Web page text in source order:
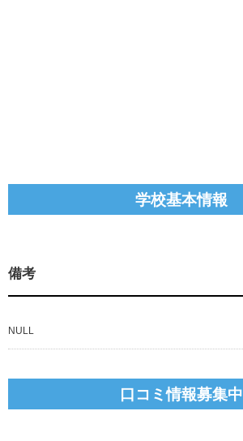
学校基本情報
備考
NULL
口コミ情報募集中